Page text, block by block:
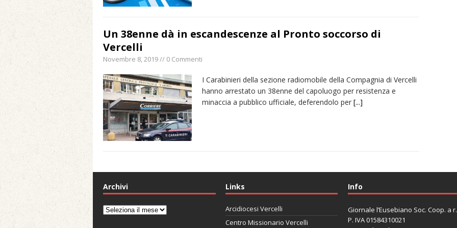
Un 38enne dà in escandescenze al Pronto soccorso di
Vercelli
Novembre 8, 2019 // 0 Commenti
I Carabinieri della sezione radiomobile della Compagnia di Vercelli
hanno arrestato un 38enne del capoluogo per resistenza e
minaccia a pubblico ufficiale, deferendolo per [...]
Archivi
Archivi
Links
Arcidiocesi Vercelli
Centro Missionario Vercelli
Info
Giornale l’Eusebiano Soc. Coop. a
P. IVA 01584310021